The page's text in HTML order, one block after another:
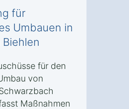
für
Umbauen in
für den
von
Maßnahmen